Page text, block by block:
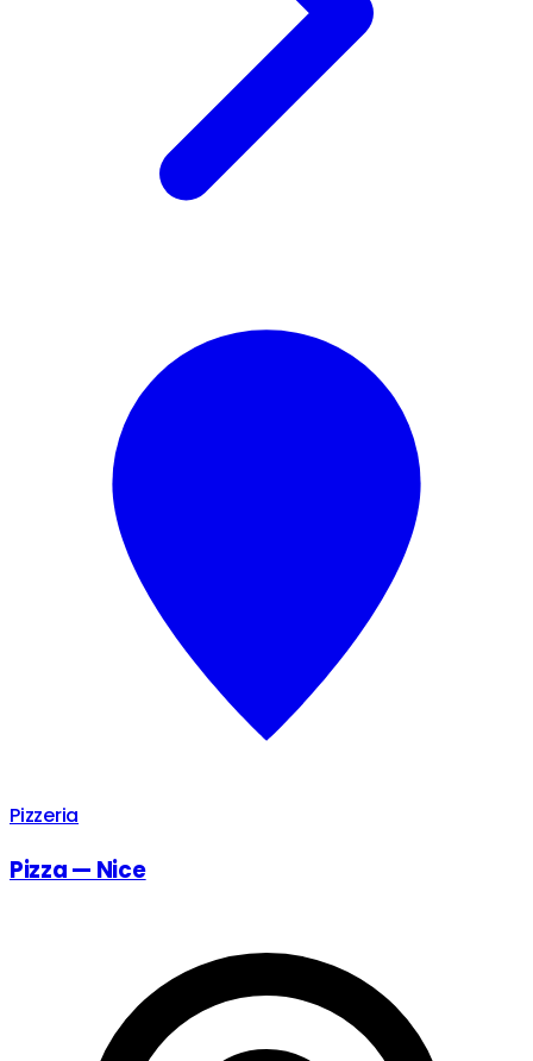
Pizzeria
Pizza — Nice